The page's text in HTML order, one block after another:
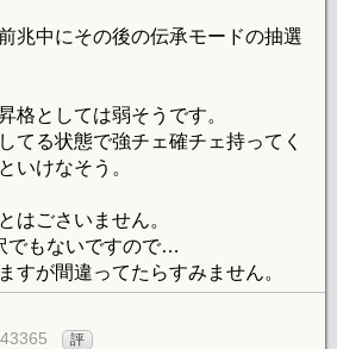
兆中にその後の伝承モードの抽選
格としては弱そうです。
てる状態で強チェ確チェ持ってく
いけなそう。
はごさいません。
でもないですので…
すが間違ってたらすみません。
評